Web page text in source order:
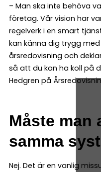
– Man ska inte behöva
företag. Vår vision har
regelverk i en smart
kan känna dig trygg
årsredovisning och
så att du kan ha koll på
Hedgren på
Måste man
samma
Nej. Det är en vanlig